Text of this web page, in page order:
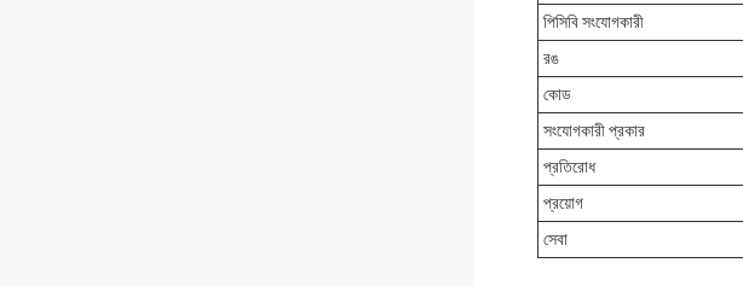
পিসিবি সংযোগকারী
রঙ
কোড
সংযোগকারী প্রকার
প্রতিরোধ
প্রয়োগ
সেবা